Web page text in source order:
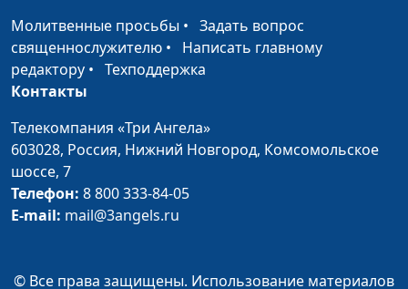
или жаловаться?
Вазген Меграбян, Диана
Лаишевцева, Богдан
Павлюк
соседом по
комнате?
Андрей Караульщиков,
Диана Лаишевцева,
По соображениям
Наталья Булатова
Молитвенные просьбы • Задать вопрос
священнослужителю • Написать главному
редактору • Техподдержка
Контакты
Телекомпания «Три Ангела»
603028, Россия, Нижний Новгород, Комсомольское
шоссе, 7
Телефон: 8 800 333-84-05
E-mail: mail@3angels.ru
© Все права защищены. Использование материалов